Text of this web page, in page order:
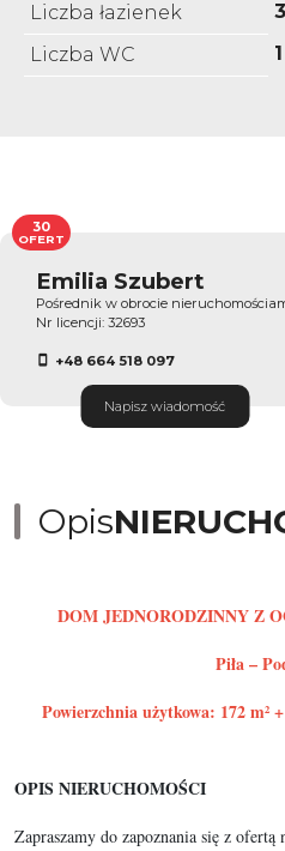
Liczba łazienek
3
Liczba WC
1
Emilia Szubert
Pośrednik w obrocie
Nr licencji: 32693
+48 664 518 097
Napisz wiadomość
30
OFERT
Opis
DOM JEDNORODZINNY Z
Piła –
Powierzchnia użytkowa: 172 m²
OPIS NIERUCHOMOŚCI
Zapraszamy do zapoznania się z